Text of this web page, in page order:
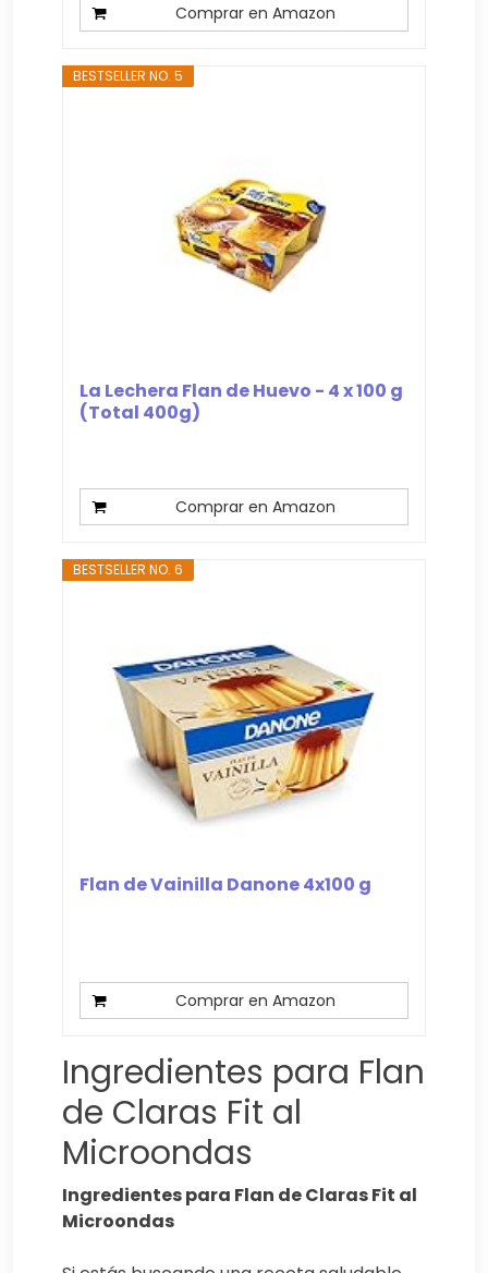
Comprar en Amazon
BESTSELLER NO. 5
La Lechera Flan de Huevo - 4 x 100 g
(Total 400g)
Comprar en Amazon
BESTSELLER NO. 6
Flan de Vainilla Danone 4x100 g
Comprar en Amazon
Ingredientes para Flan
de Claras Fit al
Microondas
Ingredientes para Flan de Claras Fit al
Microondas